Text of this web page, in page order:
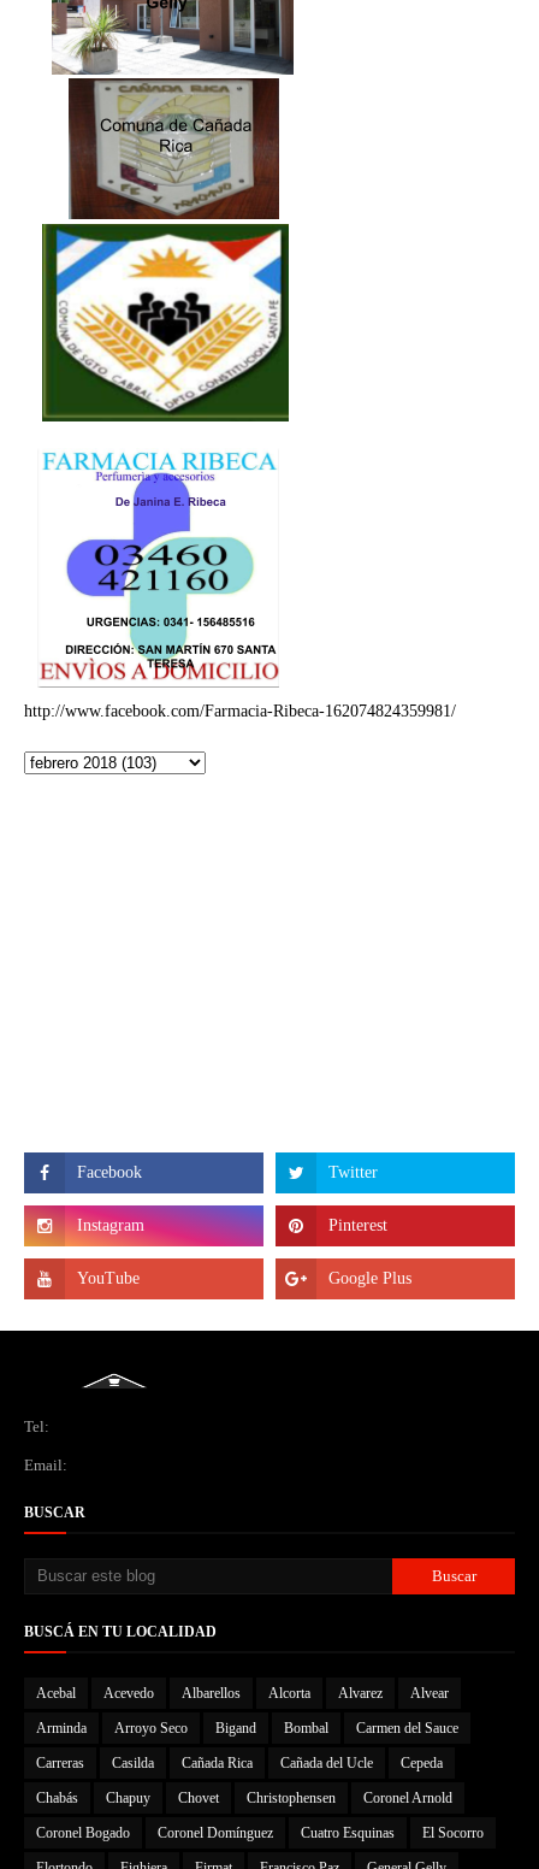
http://www.facebook.com/Farmacia-Ribeca-162074824359981/
Tel:
Email:
BUSCAR
BUSCÁ EN TU LOCALIDAD
Acebal Acevedo Albarellos Alcorta Alvarez Alvear
Arminda Arroyo Seco Bigand Bombal Carmen del Sauce
Carreras Casilda Cañada Rica Cañada del Ucle Cepeda
Chabás Chapuy Chovet Christophensen Coronel Arnold
Coronel Bogado Coronel Domínguez Cuatro Esquinas El Socorro